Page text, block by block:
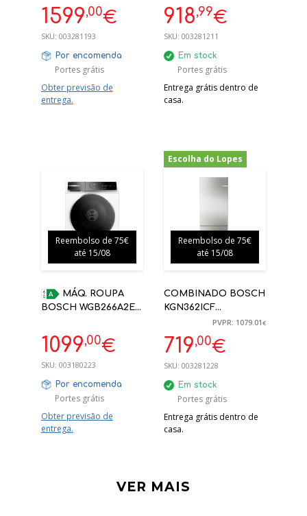
INOX NO FROST
HOME CONNECT
183X91X73.1CM
1599,00€
SKU: 003281193
Por encomenda
Portes grátis
Obter previsão de
entrega.
203X60X66,5CM A
INOX
918,99€
SKU: 003281211
Em stock
Portes grátis
Entrega grátis dentro de
casa.
Reembolso de 75€
até 15/08
BOSCH WGB266A2ES
1600RPM A-20%
1099,00€
SKU: 003180223
Por encomenda
Portes grátis
Obter previsão de
entrega.
Escolha do Lopes
-33%
Reembolso de 75€
até 15/08
COMBINADO BOSCH
KGN362ICF
186X60X66,5CM 321L
NO FROST INOX C
PVPR: 1079.01€
719,00€
SKU: 003281228
Em stock
Portes grátis
Entrega grátis dentro de
casa.
VER MAIS